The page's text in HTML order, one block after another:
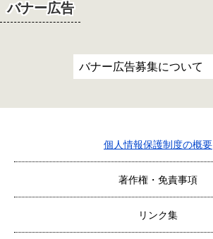
バナー広告
バナー広告募集について
個人情報保護制度の概要
著作権・免責事項
リンク集